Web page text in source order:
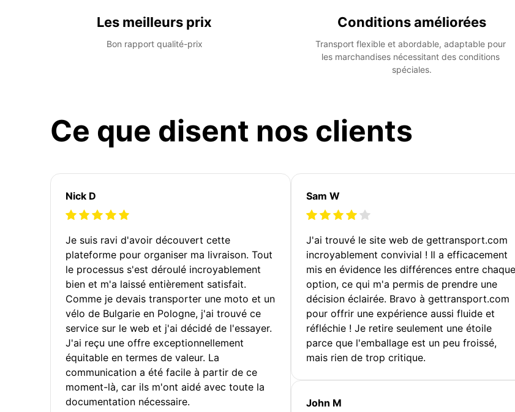
Les meilleurs prix
Bon rapport qualité-prix
Conditions améliorées
Transport flexible et abordable, adaptable pour
les marchandises nécessitant des conditions
spéciales.
Ce que disent nos clients
Nick D
Je suis ravi d'avoir découvert cette
plateforme pour organiser ma livraison. Tout
le processus s'est déroulé incroyablement
bien et m'a laissé entièrement satisfait.
Comme je devais transporter une moto et un
vélo de Bulgarie en Pologne, j'ai trouvé ce
service sur le web et j'ai décidé de l'essayer.
J'ai reçu une offre exceptionnellement
équitable en termes de valeur. La
communication a été facile à partir de ce
moment-là, car ils m'ont aidé avec toute la
documentation nécessaire.
Sam W
J'ai trouvé le site web de gettransport.com
incroyablement convivial ! Il a efficacement
mis en évidence les différences entre chaque
option, ce qui m'a permis de prendre une
décision éclairée. Bravo à gettransport.com
pour offrir une expérience aussi fluide et
réfléchie ! Je retire seulement une étoile
parce que l'emballage est un peu froissé,
mais rien de trop critique.
John M